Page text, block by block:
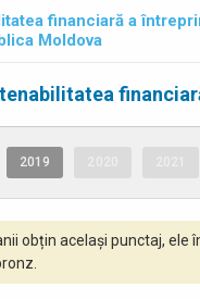
financiară a
Moldova
2019
obțin același punctaj,